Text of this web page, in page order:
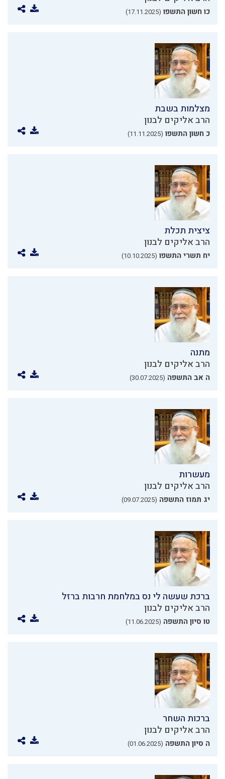
כו חשון התשפו (17.11.2025)
מצלמות בשבת
הרב אליקים לבנון
כ חשון התשפו (11.11.2025)
ציצית תכלת
הרב אליקים לבנון
יח תשרי התשפו (10.10.2025)
מתנה
הרב אליקים לבנון
ה אב התשפה (30.07.2025)
מעשרות
הרב אליקים לבנון
יג תמוז התשפה (09.07.2025)
ברכת שעשה לי נס במלחמת חרבות ברזל
הרב אליקים לבנון
טו סיון התשפה (11.06.2025)
ברכות השחר
הרב אליקים לבנון
ה סיון התשפה (01.06.2025)